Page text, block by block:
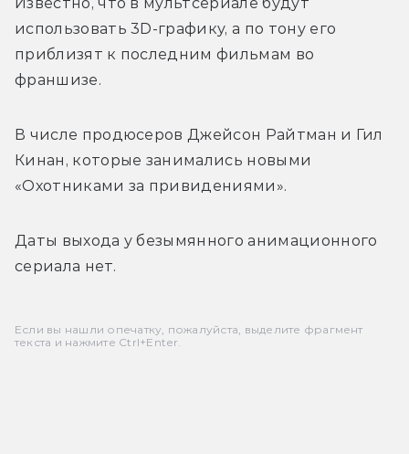
использовать 3D-графику, а по тону его
приблизят к последним фильмам во
франшизе.
В числе продюсеров Джейсон Райтман и Гил
Кинан, которые занимались новыми
«Охотниками за привидениями».
Даты выхода у безымянного анимационного
сериала нет.
Если вы нашли опечатку, пожалуйста, выделите фрагмент
текста и нажмите Ctrl+Enter.